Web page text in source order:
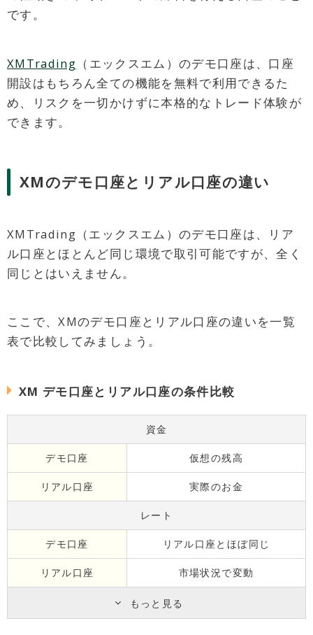
です。
XMTrading （エックスエム）のデモ口座は、口座
開設はもちろん全ての機能を無料で利用できるた
め、リスクを一切かけずに本格的なトレード体験が
できます。
XMのデモ口座とリアル口座の違い
XMTrading（エックスエム）のデモ口座は、リア
ル口座とほとんど同じ環境で取引可能ですが、全く
同じとはいえません。
ここで、XMのデモ口座とリアル口座の違いを一覧
表で比較してみましょう。
XM デモ口座とリアル口座の条件比較
資金
デモ口座 仮想の残高
リアル口座 実際のお金
レート
デモ口座 リアル口座とほぼ同じ
リアル口座 市場状況で変動
もっと見る